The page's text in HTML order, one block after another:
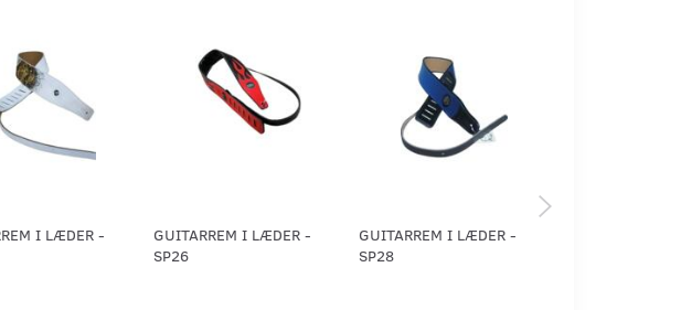
I LÆDER -
GUITARREM I LÆDER -
SP26
GUITARREM I LÆDER -
SP28